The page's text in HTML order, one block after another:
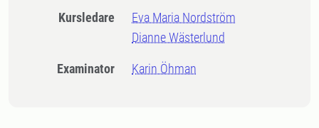
Kursledare
Eva Maria Nordström
Dianne Wästerlund
Examinator Karin Öhman